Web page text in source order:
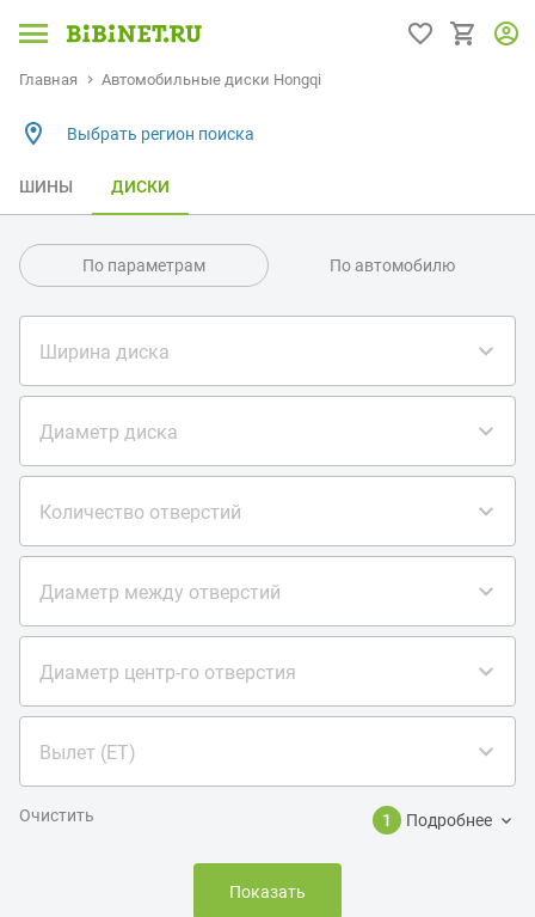
Главная Автомобильные диски Hongqi
Выбрать регион поиска
ШИНЫ ДИСКИ
По параметрам По автомобилю
Ширина диска
Диаметр диска
Количество отверстий
Диаметр между отверстий
Диаметр центр-го отверстия
Вылет (ET)
Очистить 1 Подробнее
Показать